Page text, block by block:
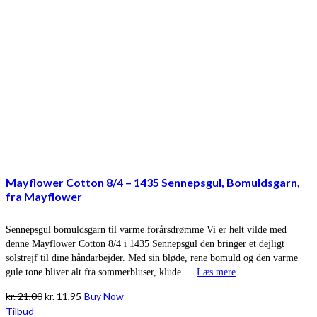
Mayflower Cotton 8/4 – 1435 Sennepsgul, Bomuldsgarn,
fra Mayflower
Sennepsgul bomuldsgarn til varme forårsdrømme Vi er helt vilde med
denne Mayflower Cotton 8/4 i 1435 Sennepsgul den bringer et dejligt
solstrejf til dine håndarbejder. Med sin bløde, rene bomuld og den varme
gule tone bliver alt fra sommerbluser, klude … Læs mere
kr.21,00Den
kr. 11,95 Den
Buy Now
Tilbud